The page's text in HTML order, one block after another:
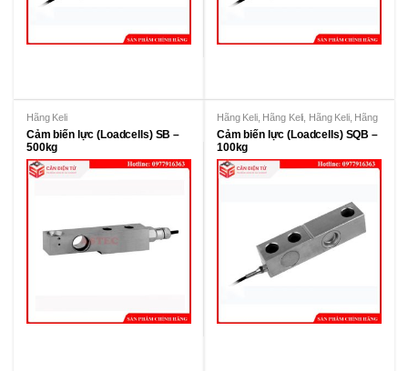
Hãng Keli
Cảm biến lực (Loadcells) SB –
500kg
Hãng Keli, Hãng Keli Hãng Keli, Hãng
KeLi
Cảm biến lực (Loadcells) SQB –
100kg